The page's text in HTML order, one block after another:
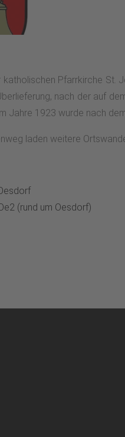
Pfarrkirche
nach der auf
Jahre 1923 wurde nach
laden weitere
(rund um Oesdorf)